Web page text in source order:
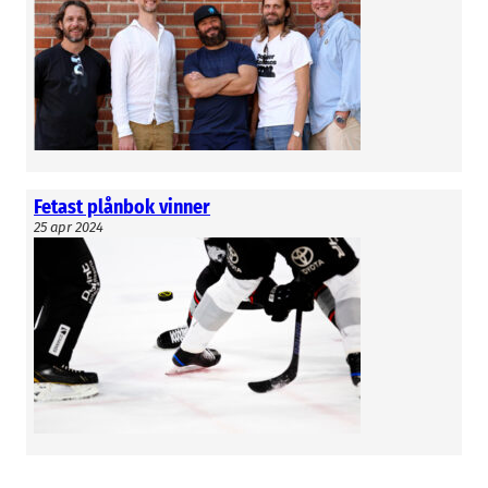
säger Thomas Zanzinger.
Niclas Lindstrand
Fetast plånbok vinner
25 apr 2024